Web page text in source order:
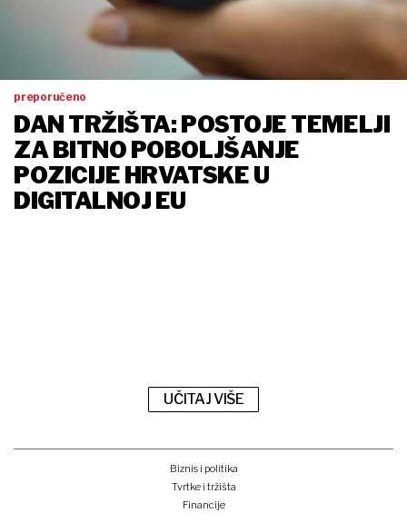
preporučeno
DAN TRŽIŠTA: POSTOJE TEMELJI
ZA BITNO POBOLJŠANJE
POZICIJE HRVATSKE U
DIGITALNOJ EU
UČITAJ VIŠE
Biznis i politika
Tvrtke i tržišta
Financije